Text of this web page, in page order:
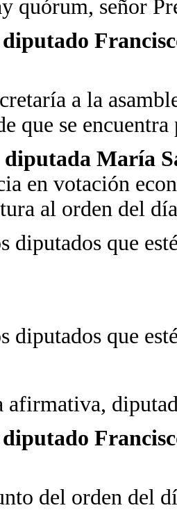
quórum, señor
a la
que se
diputada María
en votación
al orden del
diputados que
diputados que
diputado
del orden del